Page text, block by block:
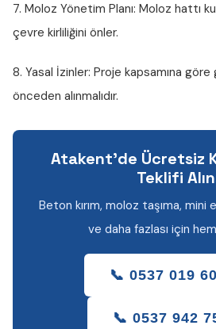
7. Moloz Yönetim Planı: Moloz hattı
çevre kirliliğini önler.
8. Yasal İzinler: Proje kapsamına
önceden alınmalıdır.
Atakent'de Ücretsiz
Teklifi
Beton kırım, moloz taşıma, mini
ve daha fazlası için
📞 0537 019
📞 0537 942